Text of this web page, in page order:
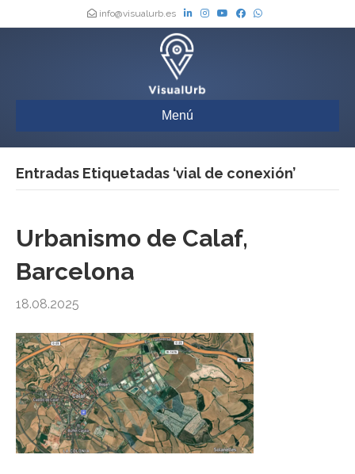
info@visualurb.es
Menú
Entradas Etiquetadas ‘vial de conexión’
Urbanismo de Calaf,
Barcelona
18.08.2025